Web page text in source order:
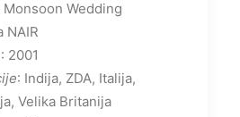
Monsoon Wedding
NAIR
: 2001
: Indija, ZDA, Italija,
Velika Britanija